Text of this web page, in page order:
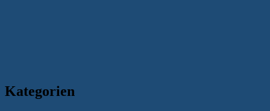
Kategorien